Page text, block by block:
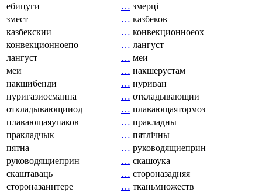
ебицуги
… змерці
змест
… казбеков
казбекскии
… конвекционноеох
конвекционноепо
… лангуст
лангуст
… меи
меи
… накшерустам
накшибенди
… нуриван
нуригазиосманпа
… откладывающии
откладывающииод
… плавающаятормоз
плавающаяупаков
… пракладны
пракладчык
… пятлічны
пятна
… руководящиеприн
руководящиеприн
… скашоука
скаштаваць
… стороназадняя
стороназаинтере
… тканьмножеств